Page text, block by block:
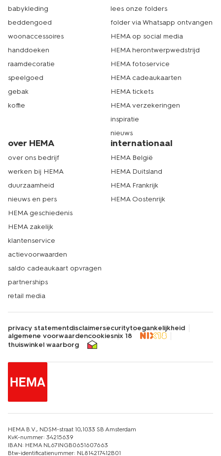
babykleding
beddengoed
woonaccessoires
handdoeken
raamdecoratie
speelgoed
gebak
koffie
lees onze folders
folder via Whatsapp ontvangen
HEMA op social media
HEMA herontwerpwedstrijd
HEMA fotoservice
HEMA cadeaukaarten
HEMA tickets
HEMA verzekeringen
inspiratie
nieuws
over HEMA
over ons bedrijf
werken bij HEMA
duurzaamheid
nieuws en pers
HEMA geschiedenis
HEMA zakelijk
klantenservice
actievoorwaarden
saldo cadeaukaart opvragen
partnerships
retail media
internationaal
HEMA België
HEMA Duitsland
HEMA Frankrijk
HEMA Oostenrijk
privacy statementdisclaimersecuritytoegankelijkheid
algemene voorwaardencookiesnix 18
thuiswinkel waarborg
HEMA B.V., NDSM-straat 10,1033 SB Amsterdam
KvK-nummer: 34215639
IBAN: HEMA NL67INGB0651607663
Btw-identificatienummer: NL814217412B01